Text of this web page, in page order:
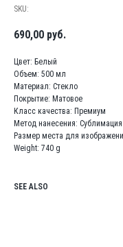
SKU:
690,00 руб.
Цвет: Белый
Объем: 500 мл
Материал: Стекло
Покрытие: Матовое
Класс качества: Премиум
Метод нанесения: Сублимация
Размер места для
Weight: 740 g
SEE ALSO